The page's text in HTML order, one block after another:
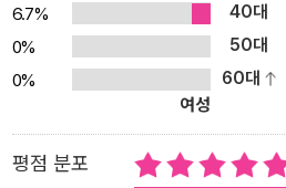
의 모든 부모가 아이의 말문과 마음의
해 꾸준히 소통하고 탐구할 예정이다.
자극의 기적》이 있다.
6.7%
40대
0%
50대
0%
60대
여성
평점 분포